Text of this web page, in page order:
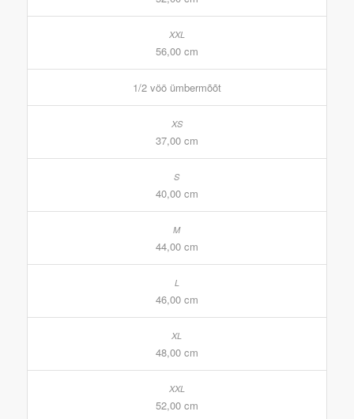
56,00 cm
1/2 vöö ümbermõõt
37,00 cm
40,00 cm
44,00 cm
46,00 cm
48,00 cm
52,00 cm